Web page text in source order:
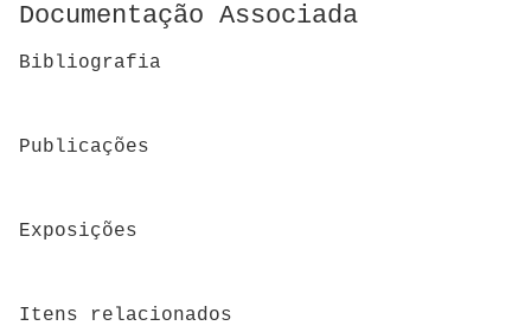
Documentação Associada
Bibliografia
Publicações
Exposições
Itens relacionados